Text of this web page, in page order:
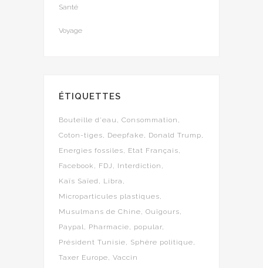
Santé
Voyage
ÉTIQUETTES
Bouteille d'eau
Consommation
Coton-tiges
Deepfake
Donald Trump
Energies fossiles
Etat Français
Facebook
FDJ
Interdiction
Kaïs Saïed
Libra
Microparticules plastiques
Musulmans de Chine
Ouïgours
Paypal
Pharmacie
popular
Président Tunisie
Sphère politique
Taxer Europe
Vaccin